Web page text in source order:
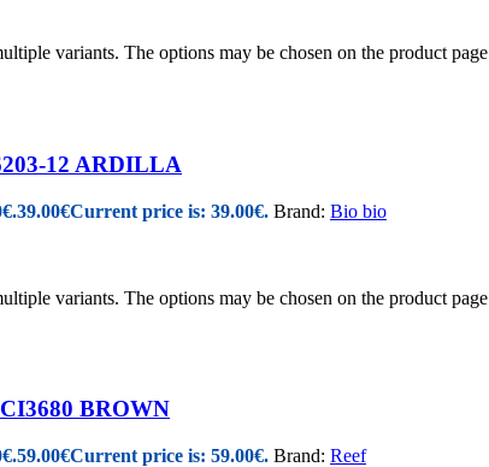
variants. The options may be chosen on the product page
12 ARDILLA
39.00€Current price is: 39.00€. Brand: Bio bio
variants. The options may be chosen on the product page
BROWN
59.00€Current price is: 59.00€. Brand: Reef